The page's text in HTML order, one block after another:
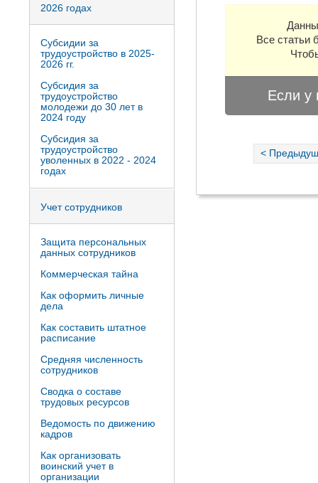
Все статьи
Если у
<
2026 годах
Субсидии за
трудоустройство в 2025-
2026 гг.
Субсидия за
трудоустройство
молодежи до 30 лет в
2024 году
Субсидия за
трудоустройство
уволенных в 2022 - 2024
годах
Учет сотрудников
Защита персональных
данных сотрудников
Коммерческая тайна
Как оформить личные
дела
Как составить штатное
расписание
Средняя численность
сотрудников
Сводка о составе
трудовых ресурсов
Ведомость по движению
кадров
Как организовать
воинский учет в
организации